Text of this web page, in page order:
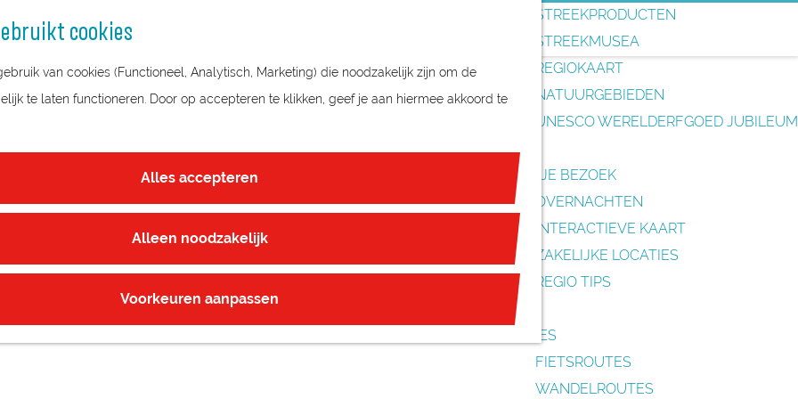
cookies
van cookies (Functioneel, Analytisch, Marketing) die noodzakelijk zijn om de
te laten functioneren. Door op accepteren te klikken, geef je aan hiermee akkoord te
Alles accepteren
Alleen noodzakelijk
Voorkeuren aanpassen
STREEKPRODUCTEN
STREEKMUSEA
REGIOKAART
NATUURGEBIEDEN
UNESCO WERELDERFGOED JUBILEUM
PLAN JE BEZOEK
OVERNACHTEN
INTERACTIEVE KAART
ZAKELIJKE LOCATIES
REGIO TIPS
ROUTES
FIETSROUTES
WANDELROUTES
k
n